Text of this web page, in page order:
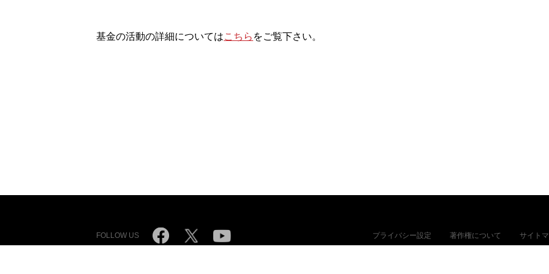
基金の活動の詳細についてはこちら をご覧下さい。
FOLLOW US プライバシー設定 著作権について サイト